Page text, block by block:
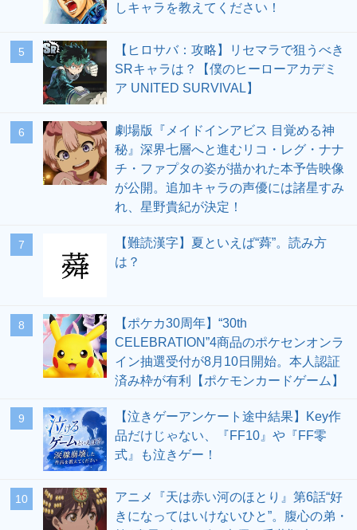
しキャラを教えてください！
5
【ヒロサバ：攻略】リセマラで狙うべき
SRキャラは？【僕のヒーローアカデミ
ア UNITED SURVIVAL】
6
劇場版『メイドインアビス 目覚める神
秘』深界七層へと進むリコ・レグ・ナナ
チ・ファプタの姿が描かれた本予告映像
が公開。追加キャラの声優には諸星すみ
れ、星野貴紀が決定！
7
【難読漢字】夏といえば“蕣”。読み方
は？
8
【ポケカ30周年】“30th
CELEBRATION”4商品のポケセンオンラ
イン抽選受付が8月10日開始。本人認証
済み枠が有利【ポケモンカードゲーム】
9
【泣きゲーアンケート途中結果】Key作
品だけじゃない、『FF10』や『FF零
式』も泣きゲー！
10
アニメ『天は赤い河のほとり』第6話“好
きになってはいけないひと”。腹心の弟・